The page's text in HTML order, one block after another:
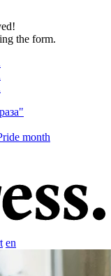
the form.
"
month
en